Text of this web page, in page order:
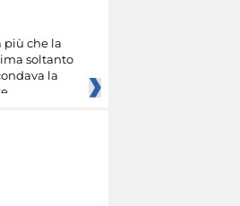
più che la
soltanto
la